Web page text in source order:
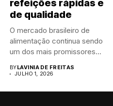
refeições rápidas e
de qualidade
O mercado brasileiro de
alimentação continua sendo
um dos mais promissores
BYLAVINIA DE FREITAS
JULHO 1, 2026